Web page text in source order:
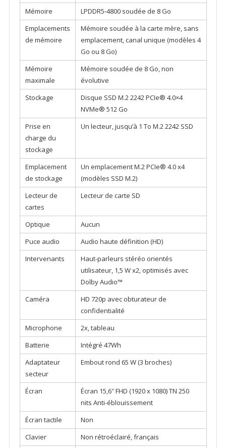
Mémoire
LPDDR5-4800 soudée de 8 Go
Emplacements
de mémoire
Mémoire soudée à la carte mère, sans
emplacement, canal unique (modèles 4
Go ou 8 Go)
Mémoire
maximale
Mémoire soudée de 8 Go, non
évolutive
Stockage
Disque SSD M.2 2242 PCIe® 4.0×4
NVMe® 512 Go
Prise en
charge du
stockage
Un lecteur, jusqu’à 1 To M.2 2242 SSD
Emplacement
de stockage
Un emplacement M.2 PCIe® 4.0 x4
(modèles SSD M.2)
Lecteur de
cartes
Lecteur de carte SD
Optique
Aucun
Puce audio
Audio haute définition (HD)
Intervenants
Haut-parleurs stéréo orientés
utilisateur, 1,5 W x2, optimisés avec
Dolby Audio™
Caméra
HD 720p avec obturateur de
confidentialité
Microphone
2x, tableau
Batterie
Intégré 47Wh
Adaptateur
secteur
Embout rond 65 W (3 broches)
Écran
Écran 15,6″ FHD (1920 x 1080) TN 250
nits Anti-éblouissement
Écran tactile
Non
Clavier
Non rétroéclairé, français